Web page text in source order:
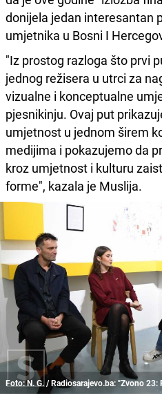
donijela jedan interesantan
umjetnika u Bosni I
"Iz prostog razloga što prvi
jednog režisera u utrci za
vizualne i konceptualne
pjesnikinju. Ovaj put
umjetnost u jednom širem
medijima i pokazujemo da
kroz umjetnost i kulturu
forme", kazala je Muslija.
Foto: N. G. / Radiosarajevo.ba: "Zvono